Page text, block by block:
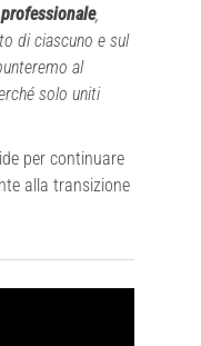
,
di ciascuno e sul
al
solo uniti
per continuare
alla transizione